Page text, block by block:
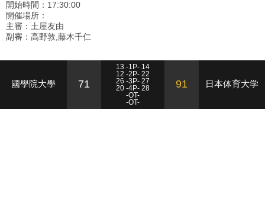
開始時間：17:30:00
開催場所：
主審：土屋友由
副審：高野敦,藤木千仁
國學院大學 71
13 -1P- 14
12 -2P- 22
26 -3P- 27
20 -4P- 28
-OT-
-OT-
91 日本体育大学